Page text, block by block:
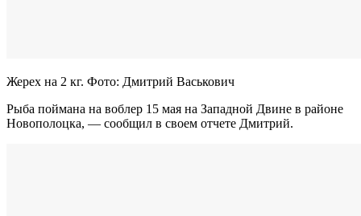
Жерех на 2 кг. Фото: Дмитрий Васькович
Рыба поймана на воблер 15 мая на Западной Двине в районе
Новополоцка, — сообщил в своем отчете Дмитрий.